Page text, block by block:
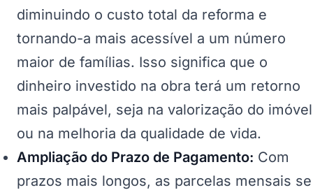
diminuindo o custo total da reforma e
tornando-a mais acessível a um número
maior de famílias. Isso significa que o
dinheiro investido na obra terá um retorno
mais palpável, seja na valorização do imóvel
ou na melhoria da qualidade de vida.
Ampliação do Prazo de Pagamento: Com
prazos mais longos, as parcelas mensais se